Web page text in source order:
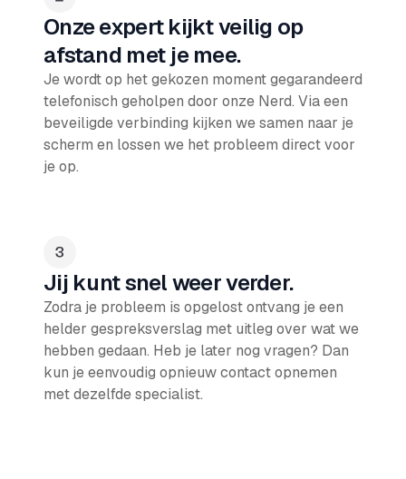
Onze expert kijkt veilig op
afstand met je mee.
Je wordt op het gekozen moment gegarandeerd
telefonisch geholpen door onze Nerd. Via een
beveiligde verbinding kijken we samen naar je
scherm en lossen we het probleem direct voor
je op.
Jij kunt snel weer verder.
Zodra je probleem is opgelost ontvang je een
helder gespreksverslag met uitleg over wat we
hebben gedaan. Heb je later nog vragen? Dan
kun je eenvoudig opnieuw contact opnemen
met dezelfde specialist.